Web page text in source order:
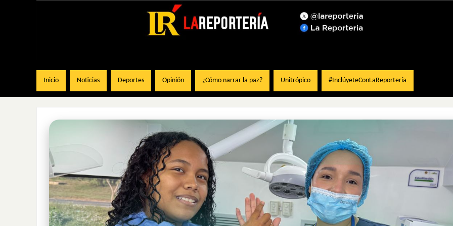
Inicio Noticias Deportes Opinión ¿Cómo narrar la paz? Unitrópico #InclúyeteConLaReportería